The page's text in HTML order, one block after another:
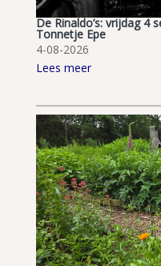
De Rinaldo’s: vrijdag 4
Tonnetje Epe
4-08-2026
Lees meer